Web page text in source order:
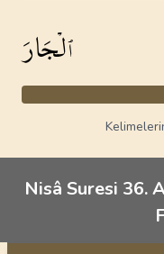
ٱلۡجَارَ
Nisâ Suresi 36.